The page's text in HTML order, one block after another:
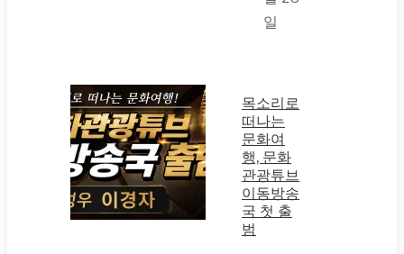
일
목소리로
떠나는
문화여
행, 문화
관광튜브
이동방송
국 첫 출
범